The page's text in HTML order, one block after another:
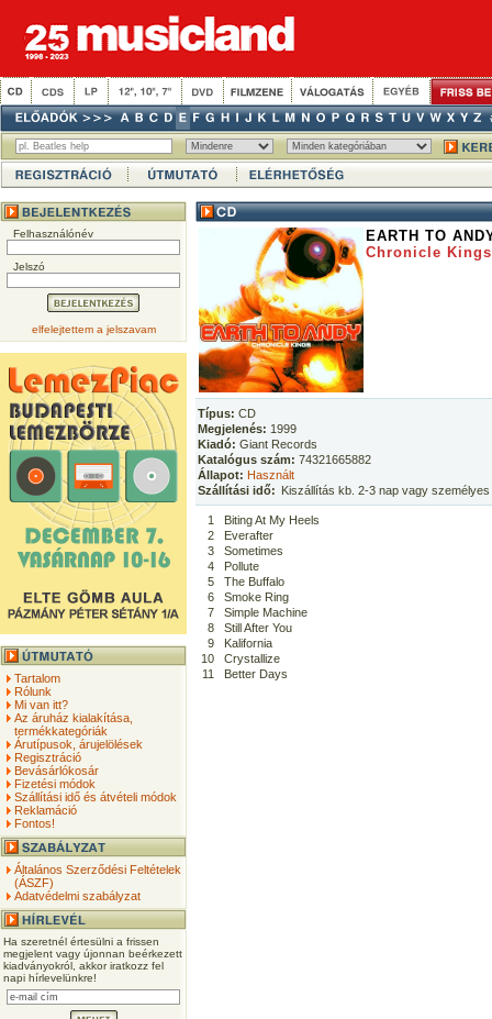
Felhasználónév
Jelszó
elfelejtettem a jelszavam
Tartalom
Rólunk
Mi van itt?
Az áruház kialakítása,
termékkategóriák
Árutípusok, árujelölések
Regisztráció
Bevásárlókosár
Fizetési módok
Szállítási idő és átvételi módok
Reklamáció
Fontos!
Általános Szerződési Feltételek
(ÁSZF)
Adatvédelmi szabályzat
Ha szeretnél értesülni a frissen
megjelent vagy újonnan beérkezett
kiadványokról, akkor iratkozz fel
napi hírlevelünkre!
EARTH TO
Chronicle Kings
Típus: CD
Megjelenés: 1999
Kiadó: Giant Records
Katalógus szám: 74321665882
Állapot: Használt
Szállítási idő: Kiszállítás kb. 2-3 nap vagy
1
Biting At My Heels
2
Everafter
3
Sometimes
4
Pollute
5
The Buffalo
6
Smoke Ring
7
Simple Machine
8
Still After You
9
Kalifornia
10
Crystallize
11
Better Days